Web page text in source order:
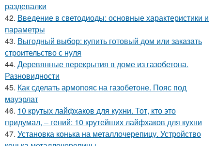
раздевалки
42. Введение в светодиоды: основные характеристики и
параметры
43. Выгодный выбор: купить готовый дом или заказать
строительство с нуля
44. Деревянные перекрытия в доме из газобетона.
Разновидности
45. Как сделать армопояс на газобетоне. Пояс под
мауэрлат
46. 10 крутых лайфхаков для кухни. Тот, кто это
придумал, – гений: 10 крутейших лайфхаков для кухни
47. Установка конька на металлочерепицу. Устройство